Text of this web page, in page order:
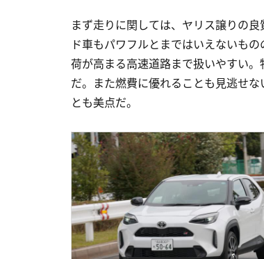
まず走りに関しては、ヤリス譲りの
ド車もパワフルとまではいえないも
荷が高まる高速道路まで扱いやすい
だ。また燃費に優れることも見逃せ
とも美点だ。